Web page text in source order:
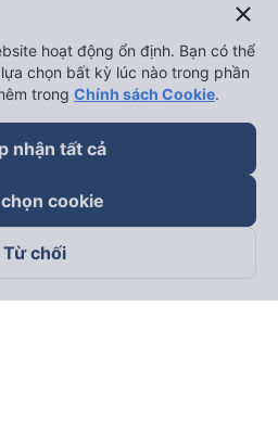
close
hoạt động ổn định. Bạn có thể
chọn bất kỳ lúc nào trong phần
trong Chính sách Cookie.
nhận tất cả
cookie
Từ chối